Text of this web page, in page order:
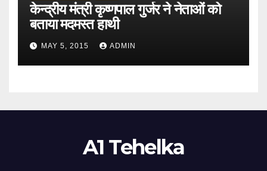
केन्द्रीय मंत्री कृष्णपाल गुर्जर ने नेताओं को
बताया मदमस्त हाथी
MAY 5, 2015 ADMIN
A1 Tehelka